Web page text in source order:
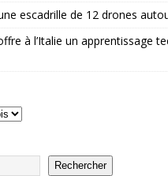
escadrille de 12 drones
à l’Italie un apprentissage
Rechercher